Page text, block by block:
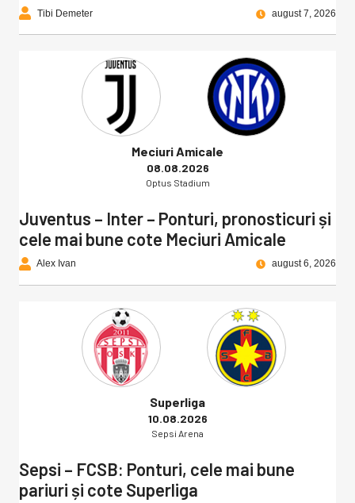
Tibi Demeter august 7, 2026
Meciuri Amicale
08.08.2026
Optus Stadium
Juventus – Inter – Ponturi, pronosticuri și
cele mai bune cote Meciuri Amicale
Alex Ivan august 6, 2026
Superliga
10.08.2026
Sepsi Arena
Sepsi – FCSB: Ponturi, cele mai bune
pariuri și cote Superliga